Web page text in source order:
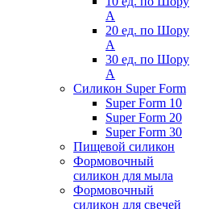
А
20 ед. по Шору
А
30 ед. по Шору
А
Силикон Super Form
Super Form 10
Super Form 20
Super Form 30
Пищевой силикон
Формовочный
силикон для мыла
Формовочный
силикон для свечей